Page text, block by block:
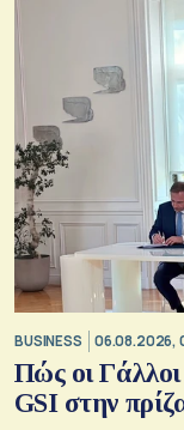
BUSINESS 06.08.2026,
Πώς οι
GSI στην